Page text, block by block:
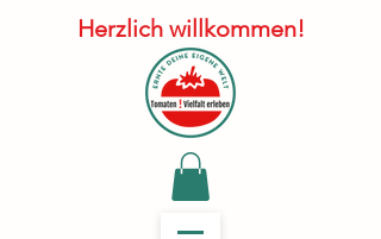
Herzlich willkommen!